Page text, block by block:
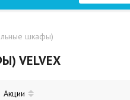
шкафы)
VELVEX
Акции